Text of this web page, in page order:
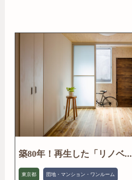
築80年！再生した「リノベ...
東京都 団地・マンション・ワンルーム